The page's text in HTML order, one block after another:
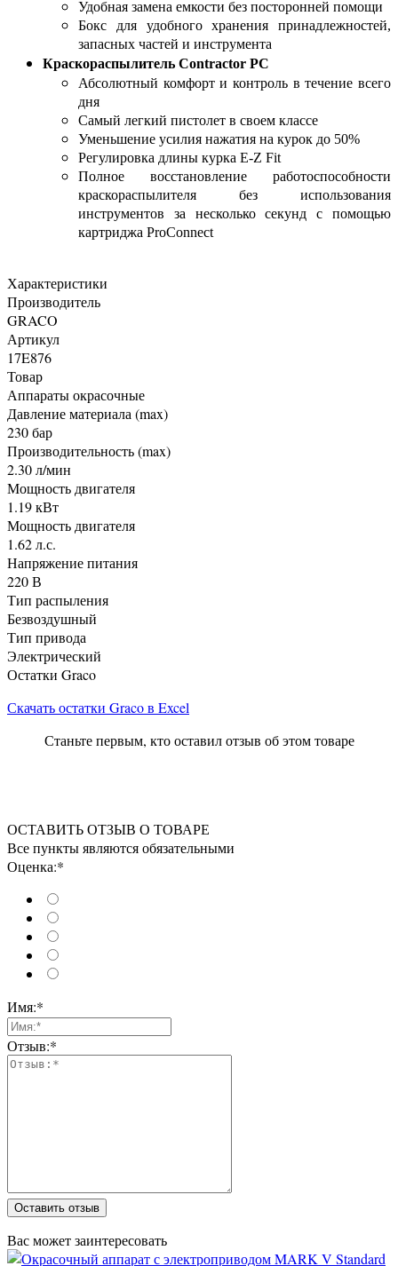
Удобная замена емкости без посторонней помощи
Бокс для удобного хранения принадлежностей,
запасных частей и инструмента
Краскораспылитель Contractor PC
Абсолютный комфорт и контроль в течение всего
дня
Самый легкий пистолет в своем классе
Уменьшение усилия нажатия на курок до 50%
Регулировка длины курка E-Z Fit
Полное восстановление работоспособности
краскораспылителя без использования
инструментов за несколько секунд с помощью
картриджа ProConnect
Характеристики
Производитель
GRACO
Артикул
17E876
Товар
Аппараты окрасочные
Давление материала (max)
230 бар
Производительность (max)
2.30 л/мин
Мощность двигателя
1.19 кВт
Мощность двигателя
1.62 л.с.
Напряжение питания
220 В
Тип распыления
Безвоздушный
Тип привода
Электрический
Остатки Graco
Скачать остатки Graco в Excel
Станьте первым, кто оставил отзыв об этом товаре
ОСТАВИТЬ ОТЗЫВ О ТОВАРЕ
Все пункты являются обязательными
Оценка:*
Имя:*
Отзыв:*
Оставить отзыв
Вас может заинтересовать